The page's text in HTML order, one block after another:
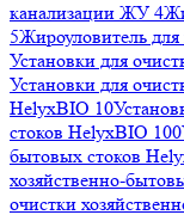
канализации ЖУ 4
5Жироуловитель
Установки для
Установки для
HelyxBIO 10
стоков HelyxBIO 100
бытовых стоков
хозяйственно-
очистки